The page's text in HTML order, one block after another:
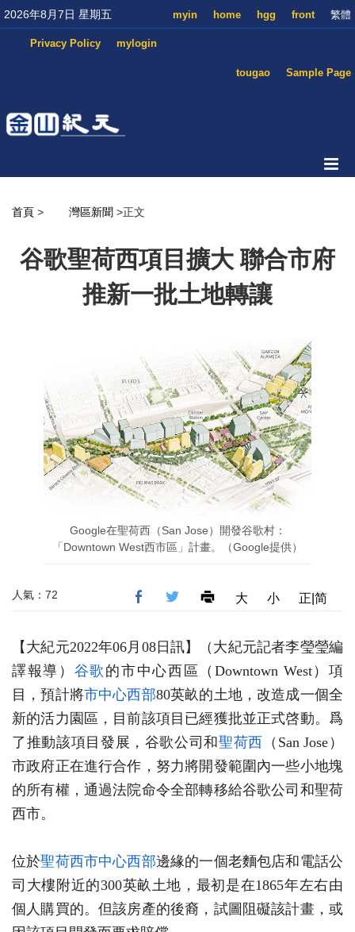
2026年8月7日 星期五 繁體
front
hgg
home
myin
mylogin
Privacy Policy
Sample Page
tougao
首頁 > 灣區新聞 >正文
谷歌聖荷西項目擴大 聯合市府
推新一批土地轉讓
Google在聖荷西（San Jose）開發谷歌村：
「Downtown West西市區」計畫。（Google提供）
人氣：72 大 小 正|简
【大紀元2022年06月08日訊】（大紀元記者李瑩瑩編
譯報導） 谷歌 的市中心西區（Downtown West）項
目，預計將市中心西部80英畝的土地，改造成一個全
新的活力園區，目前該項目已經獲批並正式啓動。爲
了推動該項目發展，谷歌公司和聖荷西
（San Jose）
市政府正在進行合作，努力將開發範圍內一些小地塊
的所有權，通過法院命令全部轉移給谷歌公司和聖荷
西市。
位於聖荷西市中心西部邊緣的一個老麵包店和電話公
司大樓附近的300英畝土地，最初是在1865年左右由
個人購買的。但該房產的後裔，試圖阻礙該計畫，或